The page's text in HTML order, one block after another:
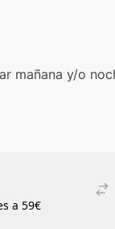
mañana y/o
a 59€